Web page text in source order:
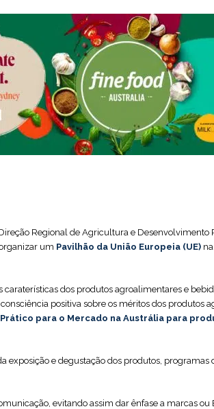
Regional de Agricultura e
um Pavilhão da União Europeia (UE) na
dos produtos agroalimentares e
positiva sobre os méritos dos produtos
Prático para o Mercado na Austrália para
exposição e degustação dos produtos,
evitando assim dar ênfase a marcas ou